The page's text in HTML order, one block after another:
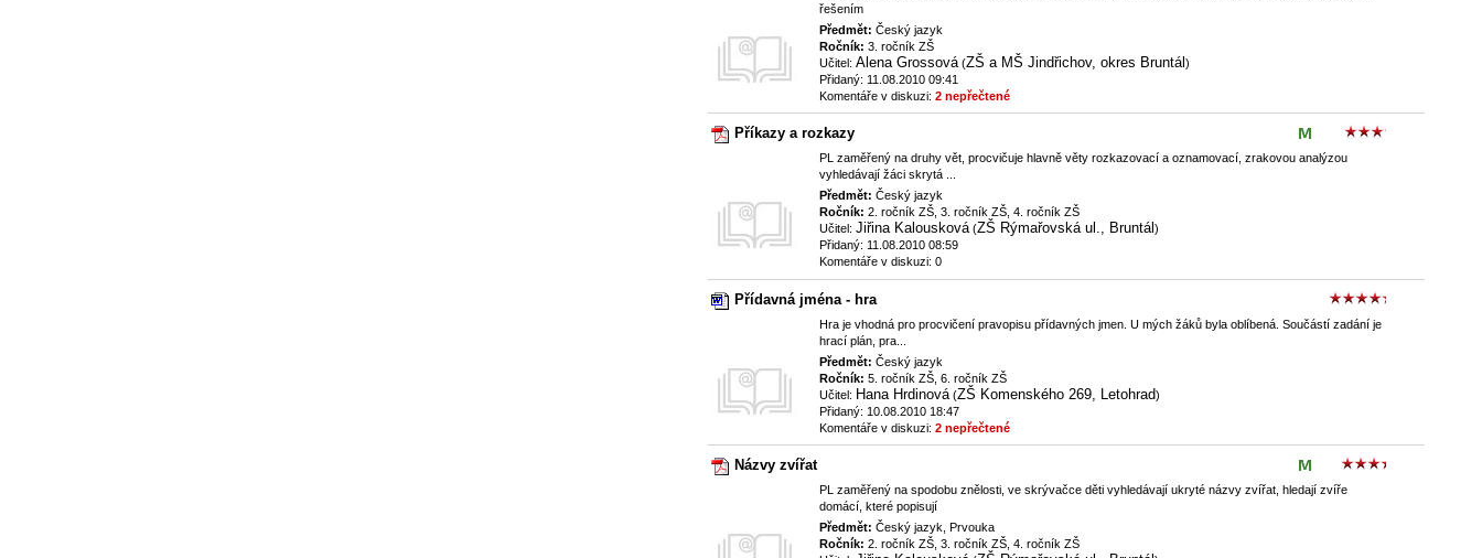
řešením
Předmět: Český jazyk
Ročník: 3. ročník ZŠ
Učitel: Alena Grossová (ZŠ a MŠ Jindřichov, okres Bruntál)
Přidaný: 11.08.2010 09:41
Komentáře v diskuzi: 2 nepřečtené
Příkazy a rozkazy
PL zaměřený na druhy vět, procvičuje hlavně věty rozkazovací a oznamovací, zrakovou analýzou
vyhledávají žáci skrytá ...
Předmět: Český jazyk
Ročník: 2. ročník ZŠ, 3. ročník ZŠ, 4. ročník ZŠ
Učitel: Jiřina Kalousková (ZŠ Rýmařovská ul., Bruntál)
Přidaný: 11.08.2010 08:59
Komentáře v diskuzi: 0
Přídavná jména - hra
Hra je vhodná pro procvičení pravopisu přídavných jmen. U mých žáků byla oblíbená. Součástí zadání je
hrací plán, pra...
Předmět: Český jazyk
Ročník: 5. ročník ZŠ, 6. ročník ZŠ
Učitel: Hana Hrdinová (ZŠ Komenského 269, Letohrad)
Přidaný: 10.08.2010 18:47
Komentáře v diskuzi: 2 nepřečtené
Názvy zvířat
PL zaměřený na spodobu znělosti, ve skrývačce děti vyhledávají ukryté názvy zvířat, hledají zvíře
domácí, které popisují
Předmět: Český jazyk, Prvouka
Ročník: 2. ročník ZŠ, 3. ročník ZŠ, 4. ročník ZŠ